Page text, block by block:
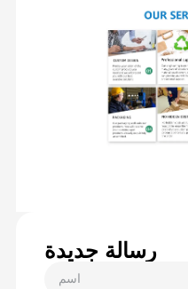
رسالة جديدة